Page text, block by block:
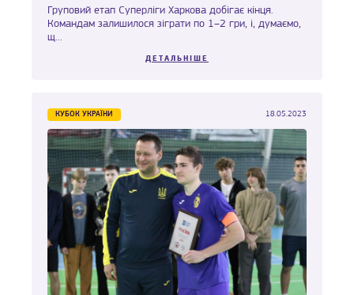
Груповий етап Суперліги Харкова добігає кінця.
Командам залишилося зіграти по 1–2 гри, і, думаємо,
щ...
ДЕТАЛЬНІШЕ
КУБОК УКРАЇНИ 18.05.2023